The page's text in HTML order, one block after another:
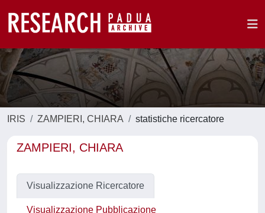
IRIS ZAMPIERI, CHIARA statistiche ricercatore
ZAMPIERI, CHIARA
Visualizzazione Ricercatore
Visualizzazione Pubblicazione